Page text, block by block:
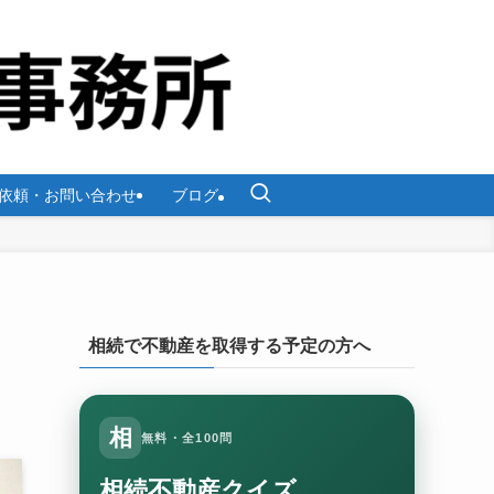
頼・お問い合わせ ブログ
相続で不動産を取得する予定の方へ
相 無料・全100問